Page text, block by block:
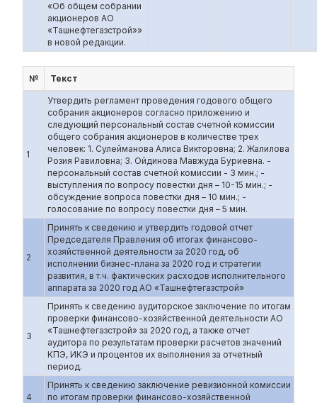
«Об общем собрании
акционеров АО
«Ташнефтегазстрой»»
в новой редакции.
№ Текст
1
Утвердить регламент проведения годового общего
собрания акционеров согласно приложению и
следующий персональный состав счетной комиссии
общего собрания акционеров в количестве трех
человек: 1. Сулейманова Алиса Викторовна; 2. Жалилова
Розия Равиловна; 3. Ойдинова Мавжуда Буриевна. -
персональный состав счетной комиссии - 3 мин.; -
выступления по вопросу повестки дня – 10-15 мин.; -
обсуждение вопроса повестки дня – 10 мин.; -
голосование по вопросу повестки дня – 5 мин.
2
Принять к сведению и утвердить годовой отчет
Председателя Правления об итогах финансово-
хозяйственной деятельности за 2020 год, об
исполнении бизнес-плана за 2020 год и стратегии
развития, в т.ч. фактических расходов исполнительного
аппарата за 2020 год АО «Ташнефтегазстрой»
3
Принять к сведению аудиторское заключение по итогам
проверки финансово-хозяйственной деятельности АО
«Ташнефтегазстрой» за 2020 год, а также отчет
аудитора по результатам проверки расчетов значений
КПЭ, ИКЭ и процентов их выполнения за отчетный
период.
4
Принять к сведению заключение ревизионной комиссии
по итогам проверки финансово-хозяйственной